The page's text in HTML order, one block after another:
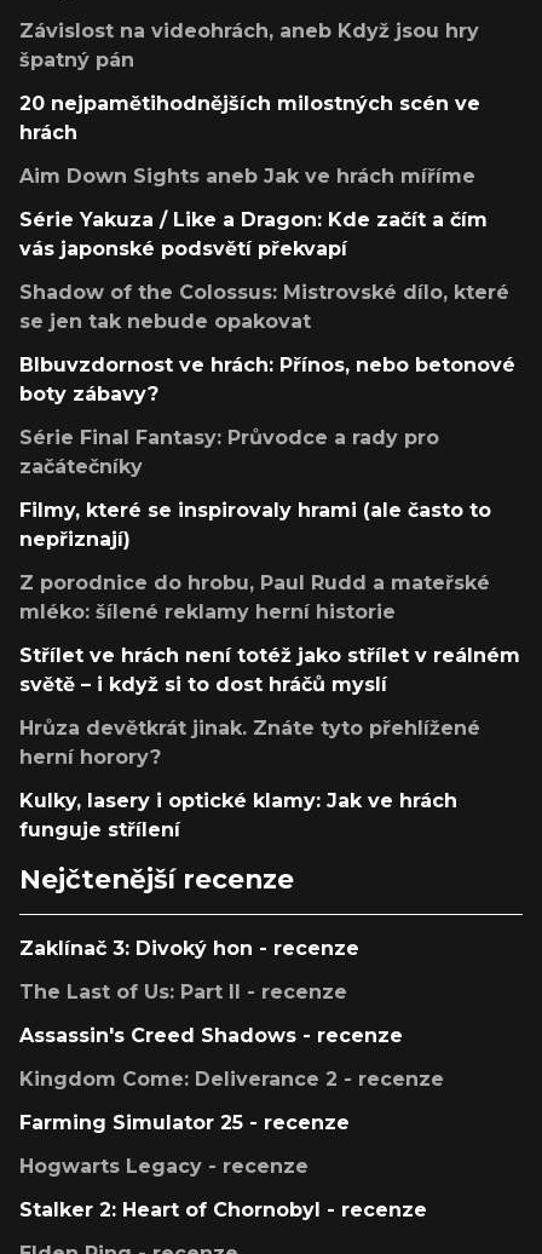
Závislost na videohrách, aneb Když jsou hry
špatný pán
20 nejpamětihodnějších milostných scén ve
hrách
Aim Down Sights aneb Jak ve hrách míříme
Série Yakuza / Like a Dragon: Kde začít a čím
vás japonské podsvětí překvapí
Shadow of the Colossus: Mistrovské dílo, které
se jen tak nebude opakovat
Blbuvzdornost ve hrách: Přínos, nebo betonové
boty zábavy?
Série Final Fantasy: Průvodce a rady pro
začátečníky
Filmy, které se inspirovaly hrami (ale často to
nepřiznají)
Z porodnice do hrobu, Paul Rudd a mateřské
mléko: šílené reklamy herní historie
Střílet ve hrách není totéž jako střílet v reálném
světě – i když si to dost hráčů myslí
Hrůza devětkrát jinak. Znáte tyto přehlížené
herní horory?
Kulky, lasery i optické klamy: Jak ve hrách
funguje střílení
Nejčtenější recenze
Zaklínač 3: Divoký hon - recenze
The Last of Us: Part II - recenze
Assassin's Creed Shadows - recenze
Kingdom Come: Deliverance 2 - recenze
Farming Simulator 25 - recenze
Hogwarts Legacy - recenze
Stalker 2: Heart of Chornobyl - recenze